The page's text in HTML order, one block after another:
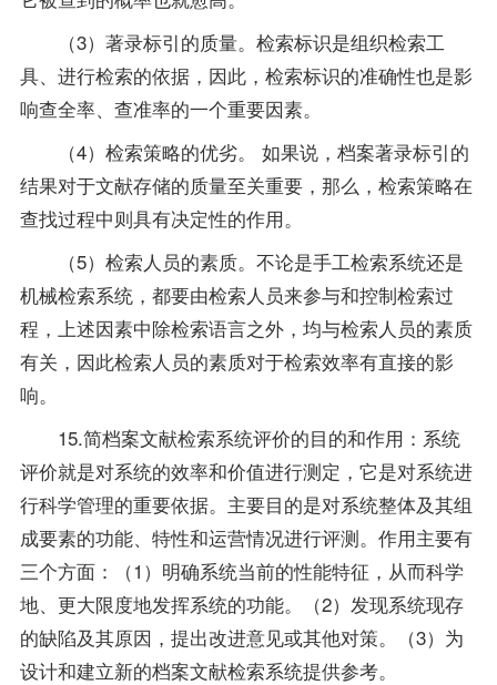
（3）著录标引的质量。检索标识是组织检索工
具、进行检索的依据，因此，检索标识的准确性也是影
响查全率、查准率的一个重要因素。
（4）检索策略的优劣。 如果说，档案著录标引的
结果对于文献存储的质量至关重要，那么，检索策略在
查找过程中则具有决定性的作用。
（5）检索人员的素质。不论是手工检索系统还是
机械检索系统，都要由检索人员来参与和控制检索过
程，上述因素中除检索语言之外，均与检索人员的素质
有关，因此检索人员的素质对于检索效率有直接的影
响。
15.简档案文献检索系统评价的目的和作用：系统
评价就是对系统的效率和价值进行测定，它是对系统进
行科学管理的重要依据。主要目的是对系统整体及其组
成要素的功能、特性和运营情况进行评测。作用主要有
三个方面：（1）明确系统当前的性能特征，从而科学
地、更大限度地发挥系统的功能。（2）发现系统现存
的缺陷及其原因，提出改进意见或其他对策。（3）为
设计和建立新的档案文献检索系统提供参考。